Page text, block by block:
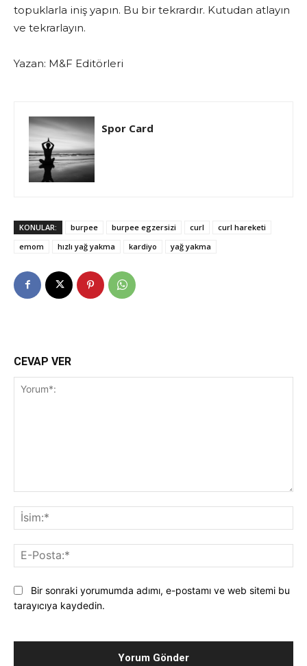
topuklarla iniş yapın. Bu bir tekrardır. Kutudan atlayın
ve tekrarlayın.
Yazan: M&F Editörleri
Spor Card
KONULAR: burpee burpee egzersizi curl
curl hareketi
emom
hızlı yağ yakma kardiyo yağ yakma
CEVAP VER
Bir sonraki yorumumda adımı, e-postamı ve web sitemi bu
tarayıcıya kaydedin.